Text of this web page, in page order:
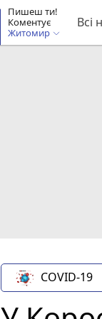
Пишеш ти!
Коментує
Житомир
Всі
COVID-19